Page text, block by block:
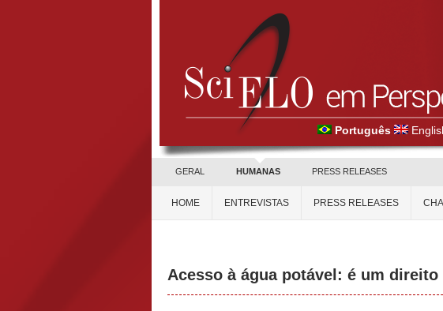
Português
GERAL HUMANAS PRESS RELEASES
HOME ENTREVISTAS PRESS RELEASES
Acesso à água potável: é um direito